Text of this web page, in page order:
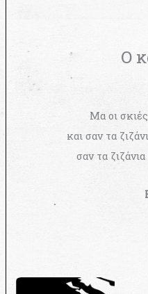
Ο
Μα οι
και σαν τα
σαν τα